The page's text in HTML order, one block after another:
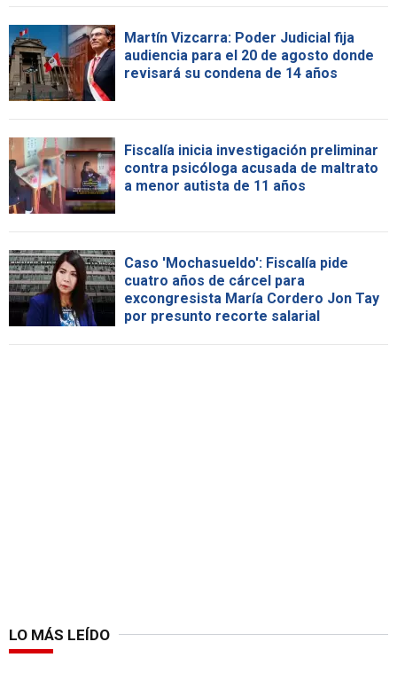
Martín Vizcarra: Poder Judicial fija
audiencia para el 20 de agosto donde
revisará su condena de 14 años
Fiscalía inicia investigación preliminar
contra psicóloga acusada de maltrato
a menor autista de 11 años
Caso 'Mochasueldo': Fiscalía pide
cuatro años de cárcel para
excongresista María Cordero Jon Tay
por presunto recorte salarial
LO MÁS LEÍDO